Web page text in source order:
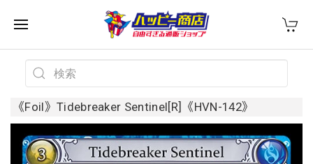
《Foil》Tidebreaker Sentinel[R]《HVN-142》